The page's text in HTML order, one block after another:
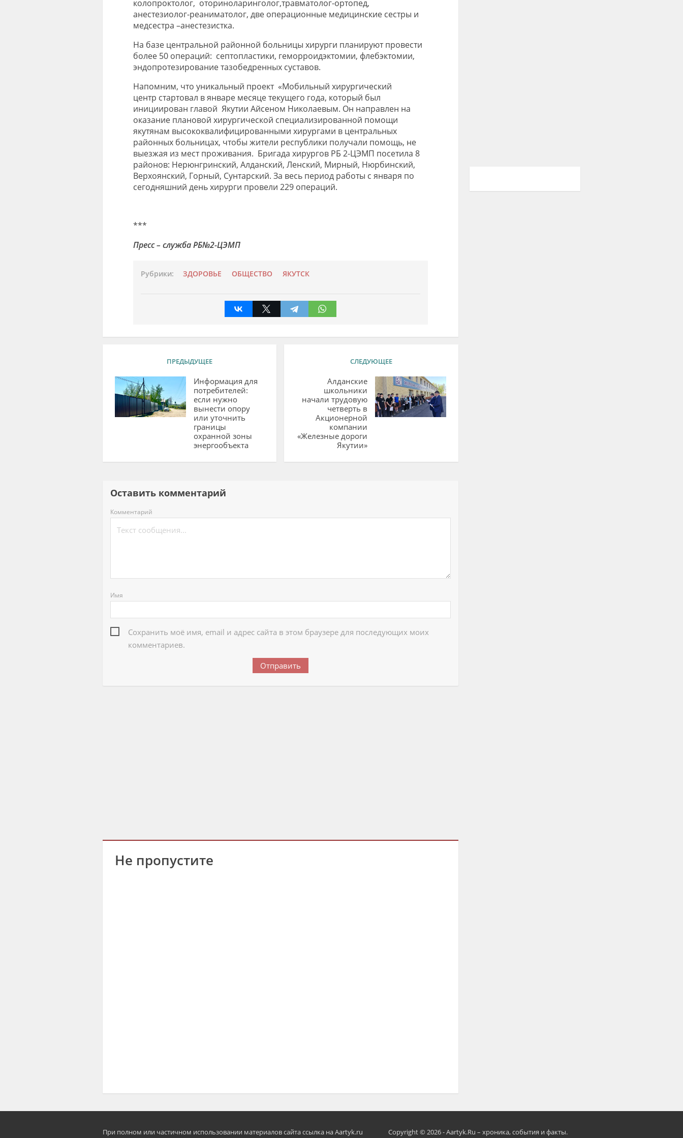
колопроктолог, оториноларинголог,травматолог-ортопед,
анестезиолог-реаниматолог, две операционные медицинские сестры и
медсестра –анестезистка.
На базе центральной районной больницы хирурги планируют провести
более 50 операций: септопластики, геморроидэктомии, флебэктомии,
эндопротезирование тазобедренных суставов.
Напомним, что уникальный проект «Мобильный хирургический
центр стартовал в январе месяце текущего года, который был
инициирован главой Якутии Айсеном Николаевым. Он направлен на
оказание плановой хирургической специализированной помощи
якутянам высококвалифицированными хирургами в центральных
районных больницах, чтобы жители республики получали помощь, не
выезжая из мест проживания. Бригада хирургов РБ 2-ЦЭМП посетила 8
районов: Нерюнгринский, Алданский, Ленский, Мирный, Нюрбинский,
Верхоянский, Горный, Сунтарский. За весь период работы с января по
сегодняшний день хирурги провели 229 операций.
***
Пресс – служба РБ№2-ЦЭМП
Рубрики: ЗДОРОВЬЕ ОБЩЕСТВО ЯКУТСК
ПРЕДЫДУЩЕЕ
Информация для
потребителей:
если нужно
вынести опору
или уточнить
границы
охранной зоны
энергообъекта
СЛЕДУЮЩЕЕ
Алданские
школьники
начали трудовую
четверть в
Акционерной
компании
«Железные дороги
Якутии»
Оставить комментарий
Комментарий
Имя
Сохранить моё имя, email и адрес сайта в этом браузере для последующих моих
комментариев.
Не пропустите
При полном или частичном использовании материалов сайта ссылка на Aartyk.ru Copyright © 2026 - Aartyk.Ru – хроника, события и факты.